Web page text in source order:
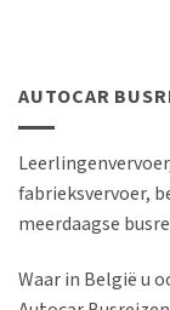
AUTOCAR
fabrieksvervoer,
meerdaagse
Waar in België u